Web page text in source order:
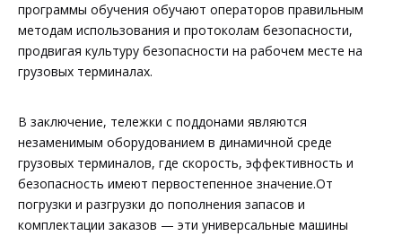
программы обучения обучают операторов правильным
методам использования и протоколам безопасности,
продвигая культуру безопасности на рабочем месте на
грузовых терминалах.
В заключение, тележки с поддонами являются
незаменимым оборудованием в динамичной среде
грузовых терминалов, где скорость, эффективность и
безопасность имеют первостепенное значение.От
погрузки и разгрузки до пополнения запасов и
комплектации заказов — эти универсальные машины